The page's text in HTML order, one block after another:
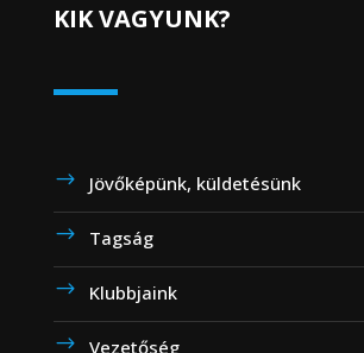
KIK VAGYUNK?
Jövőképünk, küldetésünk
Tagság
Klubbjaink
Vezetőség